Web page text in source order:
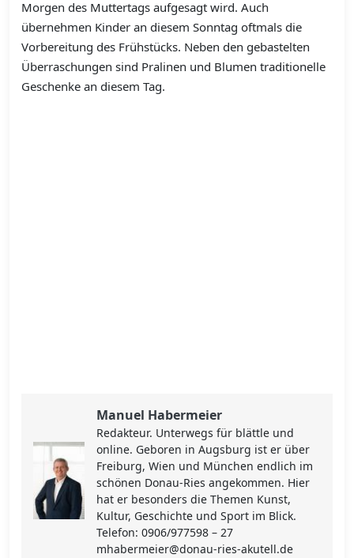
Morgen des Muttertags aufgesagt wird. Auch
übernehmen Kinder an diesem Sonntag oftmals die
Vorbereitung des Frühstücks. Neben den gebastelten
Überraschungen sind Pralinen und Blumen traditionelle
Geschenke an diesem Tag.
Manuel Habermeier
Redakteur. Unterwegs für blättle und
online. Geboren in Augsburg ist er über
Freiburg, Wien und München endlich im
schönen Donau-Ries angekommen. Hier
hat er besonders die Themen Kunst,
Kultur, Geschichte und Sport im Blick.
Telefon: 0906/977598 – 27
mhabermeier@donau-ries-akutell.de